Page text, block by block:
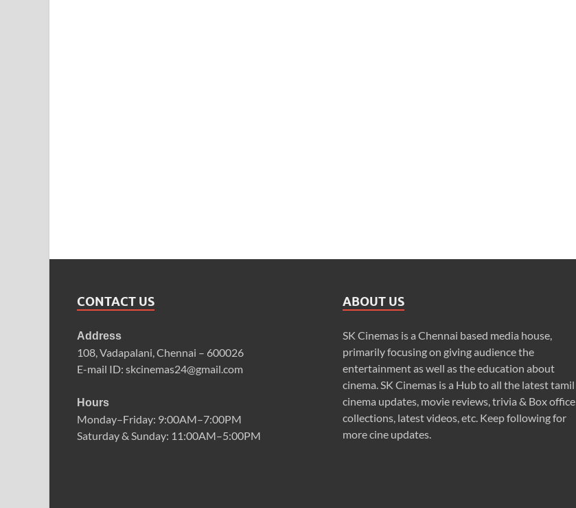
CONTACT US
Address
108, Vadapalani, Chennai – 600026
E-mail ID: skcinemas24@gmail.com
Hours
Monday–Friday: 9:00AM–7:00PM
Saturday & Sunday: 11:00AM–5:00PM
ABOUT US
SK Cinemas is a Chennai based media house,
primarily focusing on giving audience the
entertainment as well as the education about
cinema. SK Cinemas is a Hub to all the latest tamil
cinema updates, movie reviews, trivia & Box office
collections, latest videos, etc. Keep following for
more cine updates.